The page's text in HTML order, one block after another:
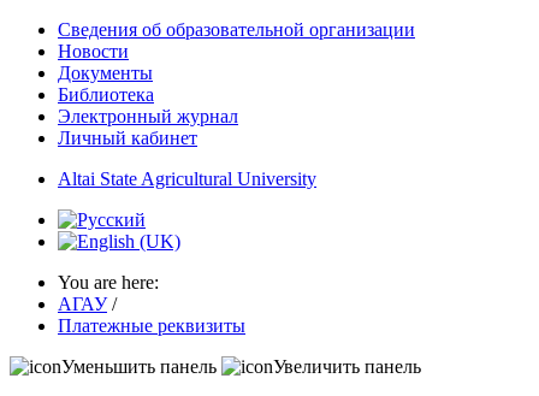
Сведения об образовательной организации
Новости
Документы
Библиотека
Электронный журнал
Личный кабинет
Altai State Agricultural University
You are here:
АГАУ /
Платежные реквизиты
Уменьшить панель
Увеличить панель